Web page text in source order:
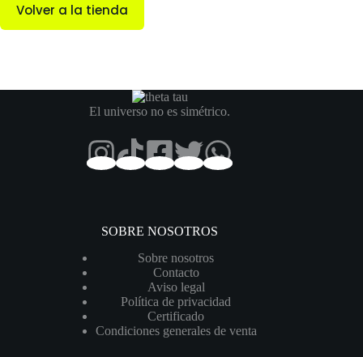
Volver a la tienda
El universo no es simétrico.
SOBRE NOSOTROS
Sobre nosotros
Contacto
Aviso legal
Política de privacidad
Certificado
Condiciones generales de venta